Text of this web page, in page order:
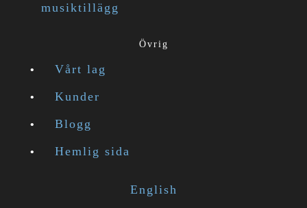
musiktillägg
Övrig
Vårt lag
Kunder
Blogg
Hemlig sida
English